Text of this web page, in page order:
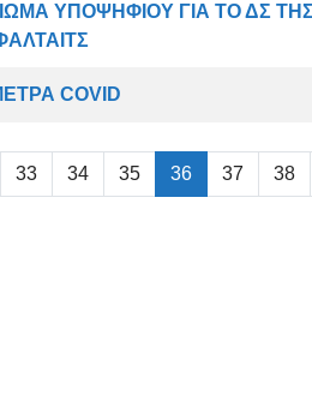
ΥΠΟΨΗΦΙΟΥ ΓΙΑ ΤΟ ΔΣ
COVID
33 34 35 36 37 38